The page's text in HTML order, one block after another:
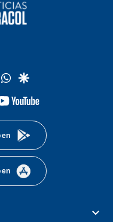
whatsapp
google
youtube-
en
en